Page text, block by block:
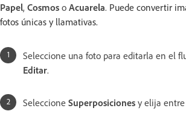
Papel, Cosmos o Acuarela. Puede convertir
fotos únicas y llamativas.
Seleccione una foto para editarla en el
Editar.
Seleccione Superposiciones y elija entre